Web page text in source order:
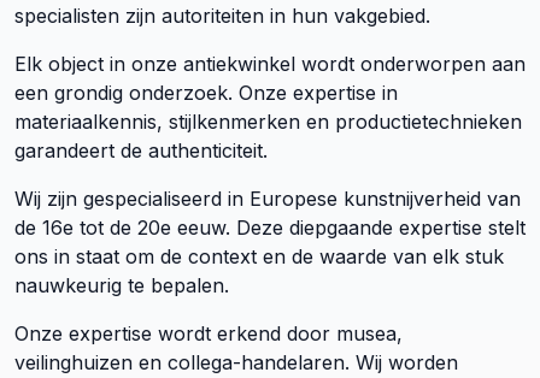
specialisten zijn autoriteiten in hun vakgebied.
Elk object in onze antiekwinkel wordt onderworpen aan
een grondig onderzoek. Onze expertise in
materiaalkennis, stijlkenmerken en productietechnieken
garandeert de authenticiteit.
Wij zijn gespecialiseerd in Europese kunstnijverheid van
de 16e tot de 20e eeuw. Deze diepgaande expertise stelt
ons in staat om de context en de waarde van elk stuk
nauwkeurig te bepalen.
Onze expertise wordt erkend door musea,
veilinghuizen en collega-handelaren. Wij worden